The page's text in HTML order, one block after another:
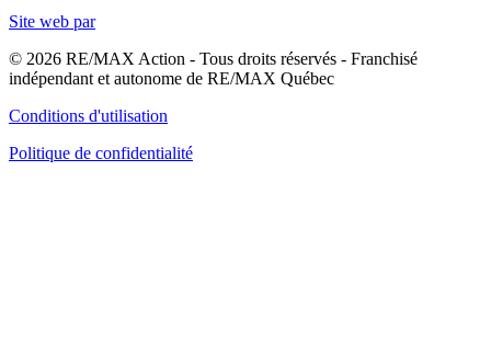
Site web par
© 2026 RE/MAX Action - Tous droits réservés - Franchisé
indépendant et autonome de RE/MAX Québec
Conditions d'utilisation
Politique de confidentialité